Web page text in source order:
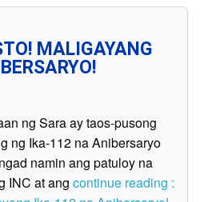
MALIGAYANG
ng Sara ay taos-pusong
ng Ika-112 na Anibersaryo
namin ang patuloy na
INC at ang continue reading :